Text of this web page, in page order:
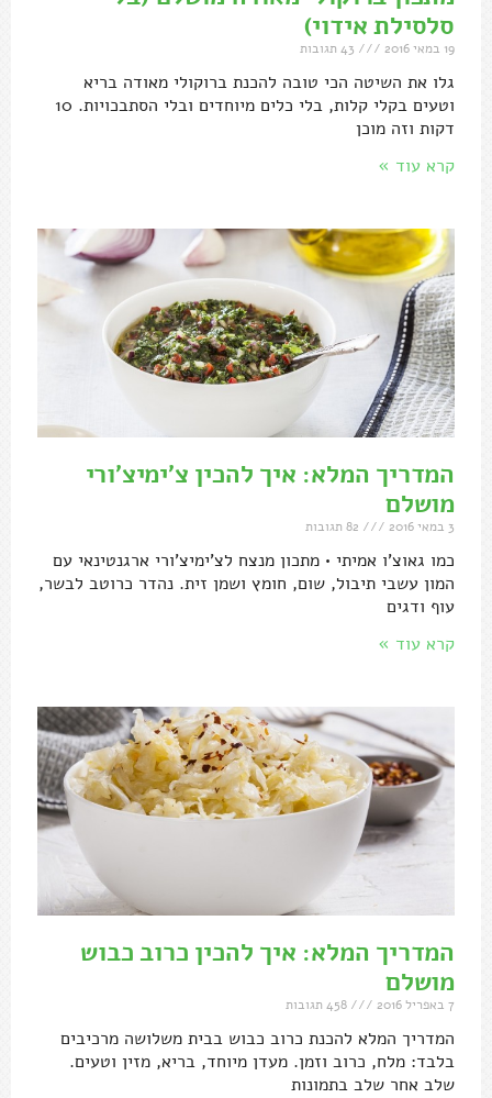
סלסילת אידוי)
19 במאי 2016
גלו את השיטה הכי טובה להכנת ברוקולי מאודה בריא
וטעים בקלי קלות, בלי כלים מיוחדים ובלי הסתבכויות. 10
דקות וזה מוכן
קרא עוד »
המדריך המלא: איך להכין צ'ימיצ'ורי
מושלם
3 במאי 2016
כמו גאוצ'ו אמיתי • מתכון מנצח לצ'ימיצ'ורי ארגנטינאי עם
המון עשבי תיבול, שום, חומץ ושמן זית. נהדר כרוטב לבשר,
עוף ודגים
קרא עוד »
המדריך המלא: איך להכין כרוב כבוש
מושלם
7 באפריל 2016
המדריך המלא להכנת כרוב כבוש בבית משלושה מרכיבים
בלבד: מלח, כרוב וזמן. מעדן מיוחד, בריא, מזין וטעים.
שלב אחר שלב בתמונות